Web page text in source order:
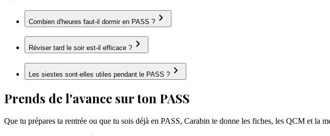
Combien d'heures faut-il dormir en PASS ? chevron_right
Réviser tard le soir est-il efficace ? chevron_right
Les siestes sont-elles utiles pendant le PASS ? chevron_right
Prends de l'avance sur ton PASS
Que tu prépares ta rentrée ou que tu sois déjà en PASS, Carabin te donne les fiches, les QCM et la